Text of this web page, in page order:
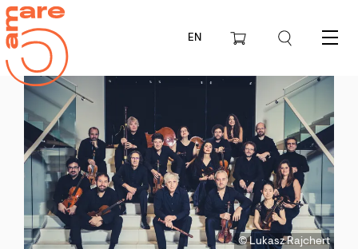
EN Menu
© Lukasz Rajchert